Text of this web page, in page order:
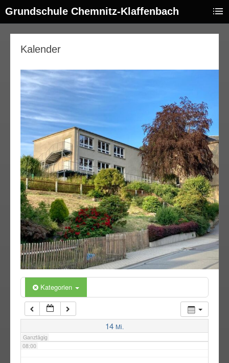
Grundschule Chemnitz-Klaffenbach
Kalender
Kategorien
14 Mi.
Ganztägig
00:00
02:00
03:00
04:00
05:00
06:00
07:00
08:00